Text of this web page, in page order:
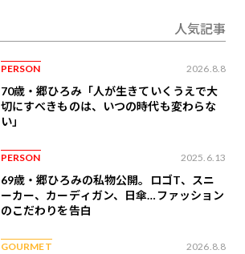
人気記事
PERSON 2026.8.8
70歳・郷ひろみ「人が生きていくうえで大
切にすべきものは、いつの時代も変わらな
い」
PERSON 2025.6.13
69歳・郷ひろみの私物公開。ロゴT、スニ
ーカー、カーディガン、日傘…ファッション
のこだわりを告白
GOURMET 2026.8.8